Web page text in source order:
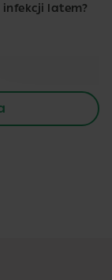
infekcji latem?